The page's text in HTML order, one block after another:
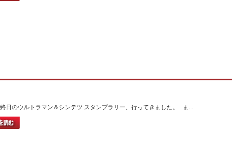
日のウルトラマン＆シンテツ スタンプラリー、行ってきました。 ま...